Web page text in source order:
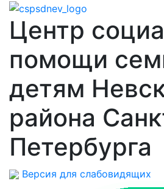
Центр
помощи
детям
района
Петербурга
Версия для слабовидящих